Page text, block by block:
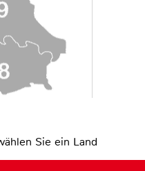
Sie ein Land